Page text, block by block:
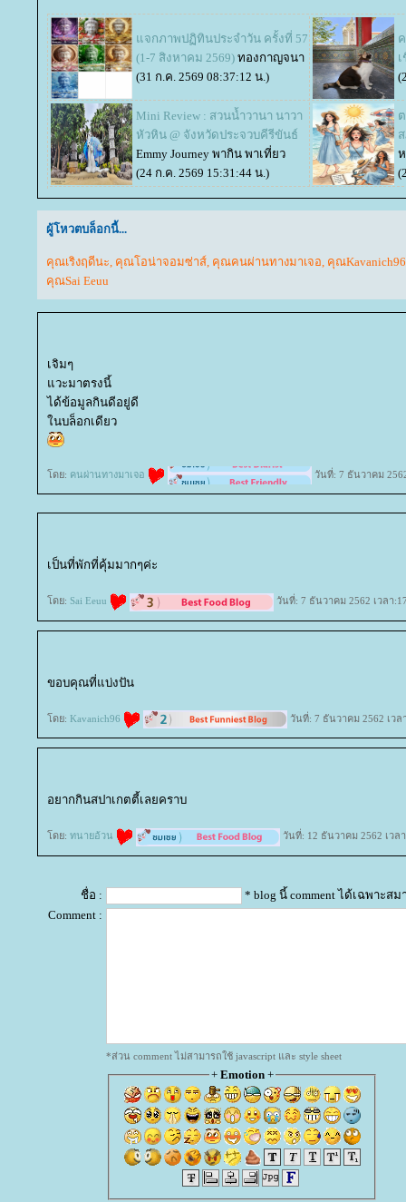
จกภาพปฏิทินประจำวัน ครั้งที่ 57
(1-7 สิงหาคม 2569) ทองกาญจนา
(31 ก.ค. 2569 08:37:12 น.)
Mini Review : สวนน้ำวานา นาวา
หัวหิน @ จังหวัดประจวบคีรีขันธ์
Emmy Journey พากิน พาเที่ยว
(24 ก.ค. 2569 15:31:44 น.)
ผู้โหวตบล็อกนี้...
คุณเริงฤดีนะ, คุณโอน่าจอมซ่าส์, คุณคนผ่านทางมาเจอ, คุณKavanich96
คุณSai Eeuu
เจิมๆ
วะมาตรงนี้
ได้ข้อมูลกินดีอยู่ดี
นบล็อกเดียว
ดย: คนผ่านทางมาเจอ วันที่: 7 ธันวาคม
เป็นที่พักที่คุ้มมากๆค่ะ
ดย: Sai Eeuu วันที่: 7 ธันวาคม 2562 เวลา
ขอบคุณที่แบ่งปัน
ดย: Kavanich96 วันที่: 7 ธันวาคม 2562 เวล
อยากกินสปาเกตตี้เลยคราบ
ดย: ทนายอ้วน วันที่: 12 ธันวาคม 2562 เวล
ชื่อ :
* blog นี้ comment ได้เฉพาะสม
Comment :
*ส่วน comment ไม่สามารถใช้ javascript และ style sheet
+ Emotion+